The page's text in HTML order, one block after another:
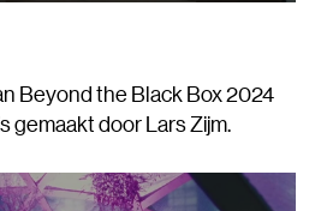
Beyond the Black Box 2024
gemaakt door Lars Zijm.